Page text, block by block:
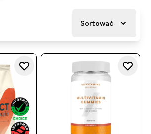
Sortować